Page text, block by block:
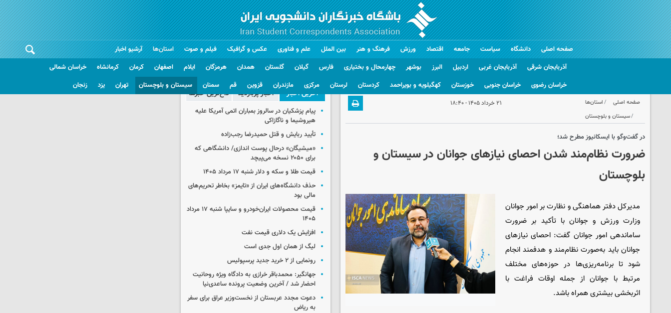
صفحه اصلی دانشگاه سیاست جامعه اقتصاد ورزش فرهنگ و هنر بین الملل علم و فناوری عکس و گرافیک فیلم و صوت
استان‌ها
آذربایجان شرقی
آذربایجان غربی اردبیل البرز بوشهر چهارمحال و بختیاری فارس گیلان گلستان همدان هرمزگان ایلام اصفهان کرمان کرمانشاه
خراسان شمالی
خراسان رضوی
خراسان جنوبی خوزستان کهگیلویه و بویراحمد کردستان لرستان مرکزی مازندران قزوین قم سمنان سیستان و بلوچستان تهران یزد زنجان
آرشیو اخبار
صفحه اصلی
استان‌ها
سیستان و بلوچستان
۲۱ خرداد ۱۴۰۵ - ۱۸:۴۰
در گفت‌وگو با ایسکانیوز مطرح شد؛
ضرورت نظام‌مند شدن احصای نیازهای جوانان در سیستان و
بلوچستان
مدیرکل دفتر هماهنگی و نظارت بر امور جوانان
وزارت ورزش و جوانان با تأکید بر ضرورت
ساماندهی امور جوانان گفت: احصای نیازهای
جوانان باید به‌صورت نظام‌مند و هدفمند انجام
شود تا برنامه‌ریزی‌ها در حوزه‌های مختلف
مرتبط با جوانان از جمله اوقات فراغت با
اثربخشی بیشتری همراه باشد.
آخرین اخبار اخبار پربازدید داغ‌ترین خبرها
پیام پزشکیان در سالروز بمباران اتمی آمریکا علیه
هیروشیما و ناگازاکی
تأیید ربایش و قتل حمیدرضا رجب‌زاده
«میشیگان» درحال پوست اندازی/ دانشگاهی که
برای ۲۰۵۰ نسخه می‌پیچد
قیمت طلا و سکه و دلار شنبه ۱۷ مرداد ۱۴۰۵
حذف دانشگاه‌های ایران از «تایمز» بخاطر تحریم‌های
مالی بود
قیمت محصولات ایران‌خودرو و سایپا شنبه ۱۷ مرداد
۱۴۰۵
افزایش یک دلاری قیمت نفت
لیگ از همان اول جدی است
رونمایی از ۲ خرید جدید پرسپولیس
جهانگیر: محمدباقر خرازی به دادگاه ویژه روحانیت
احضار شد / آخرین وضعیت پرونده ساعدی‌نیا
دعوت مجدد عربستان از نخست‌وزیر عراق برای سفر
به ریاض